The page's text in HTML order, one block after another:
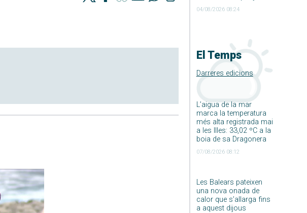
04/08/2026 08:24
El Temps
Darreres edicions
L’aigua de la mar
marca la temperatura
més alta registrada mai
a les Illes: 33,02 ºC a la
boia de sa Dragonera
07/08/2026 08:12
Les Balears pateixen
una nova onada de
calor que s’allarga fins
a aquest dijous